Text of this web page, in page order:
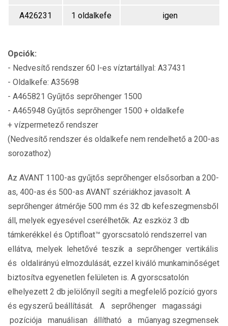
A426231 1 oldalkefe igen
Opciók:
- Nedvesítő rendszer 60 l-es víztartállyal: A37431
- Oldalkefe: A35698
- A465821 Gyűjtős seprőhenger 1500
- A465948 Gyűjtős seprőhenger 1500 + oldalkefe
+ vízpermetező rendszer
(Nedvesítő rendszer és oldalkefe nem rendelhető a 200-as
sorozathoz)
Az AVANT 1100-as gyűjtős seprőhenger elsősorban a 200-
as, 400-as és 500-as AVANT szériákhoz javasolt. A
seprőhenger átmérője 500 mm és 32 db kefeszegmensből
áll, melyek egyesével cserélhetők. Az eszköz 3 db
támkerékkel és Optifloat™ gyorscsatoló rendszerrel van
ellátva, melyek lehetővé teszik a seprőhenger vertikális
és oldalirányú elmozdulását, ezzel kiváló munkaminőséget
biztosítva egyenetlen felületen is. A gyorscsatolón
elhelyezett 2 db jelölőnyíl segíti a megfelelő pozíció gyors
és egyszerű beállítását. A seprőhenger magassági
pozíciója manuálisan állítható a műanyag szegmensek